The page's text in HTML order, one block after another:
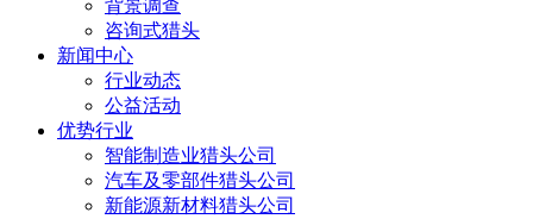
背景调查
咨询式猎头
新闻中心
行业动态
公益活动
优势行业
智能制造业猎头公司
汽车及零部件猎头公司
新能源新材料猎头公司